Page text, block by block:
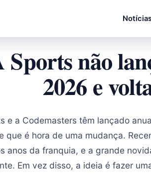
Sports não
2026 e
e a Codemasters têm lançado
que é hora de uma mudança.
anos da franquia, e a grande
Em vez disso, a ideia é fazer